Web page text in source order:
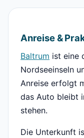
Anreise &
Baltrum ist eine
Nordseeinseln
Anreise erfolgt
das Auto bleibt
stehen.
Die Unterkunft